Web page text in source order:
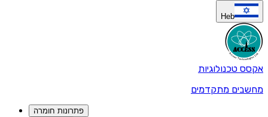
Heb
אקסס טכנולוגיות
מחשבים מתקדמים
פתרונות חומרה